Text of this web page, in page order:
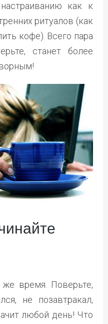
как к
ритуалов (как
кофе). Всего пара
станет более
время. Поверьте,
не позавтракал,
любой день! Что